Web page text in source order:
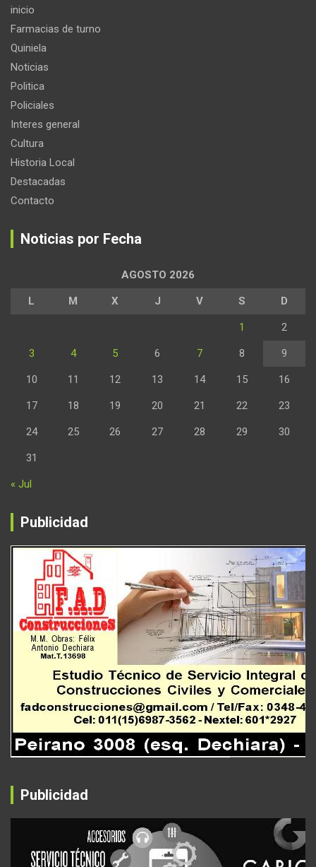
inicio
Farmacias de turno
Quiniela
Noticias
Politica
Policiales
Interes general
Cultura
Historia Local
Destacadas
Contacto
Noticias por Fecha
AGOSTO 2026
L M X J V S D
1 2
3 4 5 6 7 8 9
10 11 12 13 14 15 16
17 18 19 20 21 22 23
24 25 26 27 28 29 30
31
« Jul
Publicidad
Publicidad